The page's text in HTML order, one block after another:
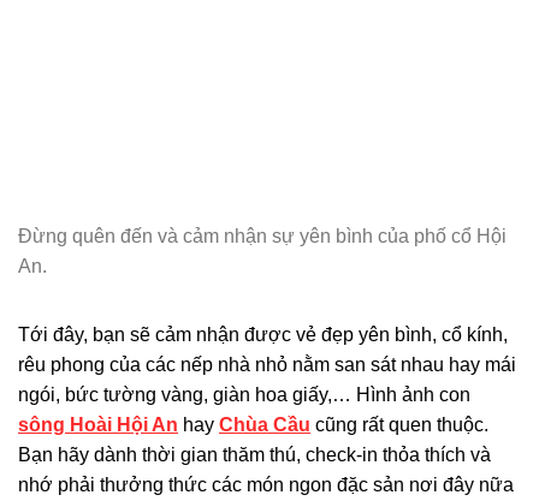
Đừng quên đến và cảm nhận sự yên bình của phố cổ Hội
An.
Tới đây, bạn sẽ cảm nhận được vẻ đẹp yên bình, cổ kính,
rêu phong của các nếp nhà nhỏ nằm san sát nhau hay mái
ngói, bức tường vàng, giàn hoa giấy,… Hình ảnh con
sông Hoài Hội An hay Chùa Cầu cũng rất quen thuộc.
Bạn hãy dành thời gian thăm thú, check-in thỏa thích và
nhớ phải thưởng thức các món ngon đặc sản nơi đây nữa